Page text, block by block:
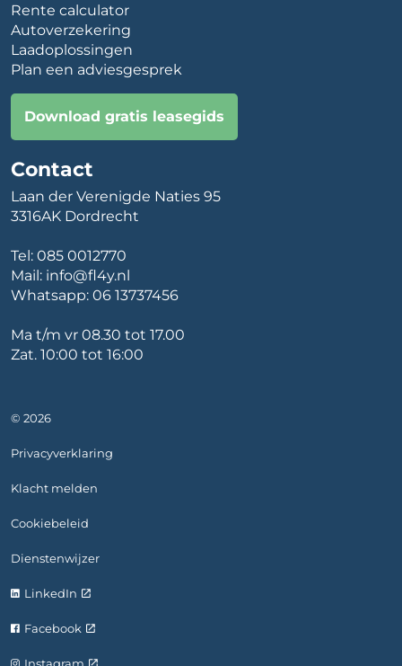
Rente calculator
Autoverzekering
Laadoplossingen
Plan een adviesgesprek
Download gratis leasegids
Contact
Laan der Verenigde Naties 95
3316AK Dordrecht
Tel: 085 0012770
Mail: info@fl4y.nl
Whatsapp: 06 13737456
Ma t/m vr 08.30 tot 17.00
Zat. 10:00 tot 16:00
© 2026
Privacyverklaring
Klacht melden
Cookiebeleid
Dienstenwijzer
LinkedIn
Facebook